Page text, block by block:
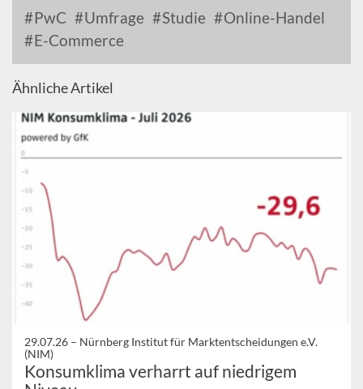
PwC Umfrage Studie
Online-Handel
E-Commerce
Ähnliche Artikel
29.07.26 – Nürnberg Institut für Marktentscheidungen e.V.
(NIM)
Konsumklima verharrt auf niedrigem